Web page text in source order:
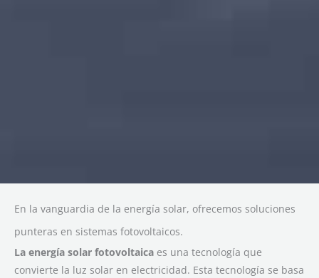
En la vanguardia de la energía solar, ofrecemos soluciones
punteras en sistemas fotovoltaicos.
La energía solar fotovoltaica es una tecnología que
convierte la luz solar en electricidad. Esta tecnología se basa